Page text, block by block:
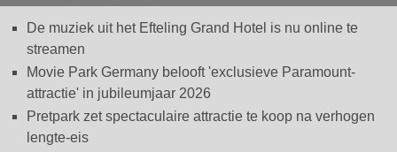
De muziek uit het Efteling Grand Hotel is nu online te
streamen
Movie Park Germany belooft 'exclusieve Paramount-
attractie' in jubileumjaar 2026
Pretpark zet spectaculaire attractie te koop na verhogen
lengte-eis